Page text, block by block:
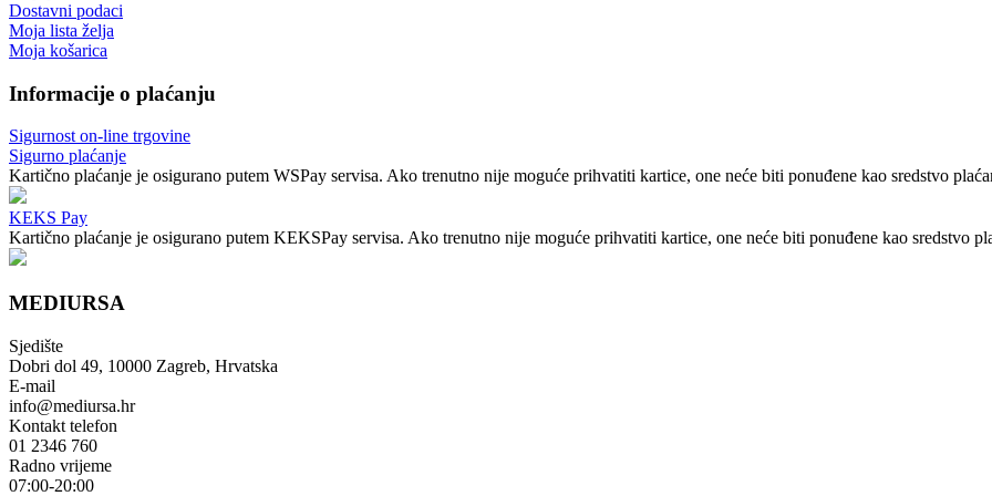
Dostavni podaci
Moja lista želja
Moja košarica
Informacije o plaćanju
Sigurnost on-line trgovine
Sigurno plaćanje
Kartično plaćanje je osigurano putem WSPay servisa. Ako trenutno nije moguće prihvatiti kartice, one neće biti ponuđene kao sredstvo
KEKS Pay
Kartično plaćanje je osigurano putem KEKSPay servisa. Ako trenutno nije moguće prihvatiti kartice, one neće biti ponuđene kao sredstvo
MEDIURSA
Sjedište
Dobri dol 49, 10000 Zagreb, Hrvatska
E-mail
info@mediursa.hr
Kontakt telefon
01 2346 760
Radno vrijeme
07:00-20:00